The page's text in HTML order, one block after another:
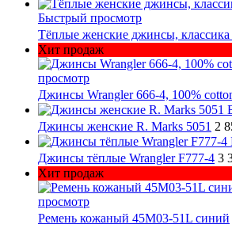
Быстрый просмотр
Тёплые женские джинсы, классика
Хит продаж
просмотр
Джинсы Wrangler 666-4, 100%
Джинсы женские R. Marks 5051 2
Джинсы тёплые Wrangler F777-4 3
Хит продаж
просмотр
Ремень кожаный 45M03-51L синий